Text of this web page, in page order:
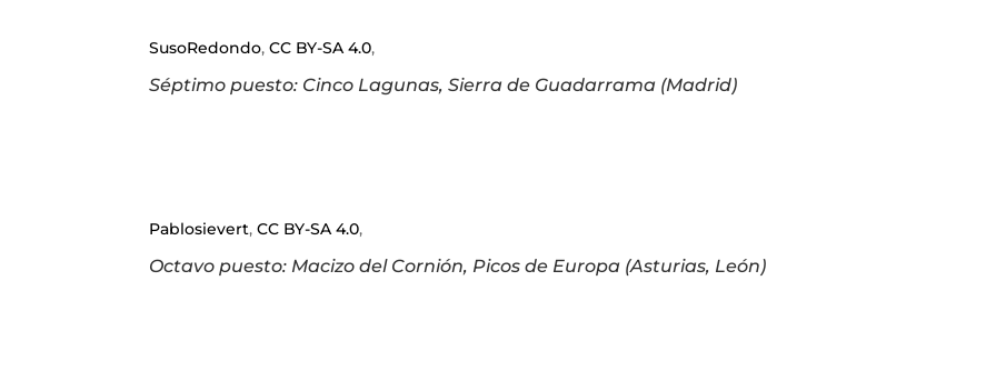
SusoRedondo,CC BY-SA 4.0,
Séptimo puesto: Cinco Lagunas, Sierra de Guadarrama (Madrid)
Pablosievert,CC BY-SA 4.0,
Octavo puesto: Macizo del Cornión, Picos de Europa (Asturias, León)